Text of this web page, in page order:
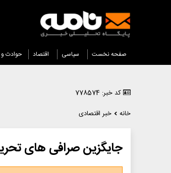
صفحه نخست سیاسی اقتصاد حوادث
کد خبر: 778574
خانه
خبر اقتصادی
جایگزین صرافی های